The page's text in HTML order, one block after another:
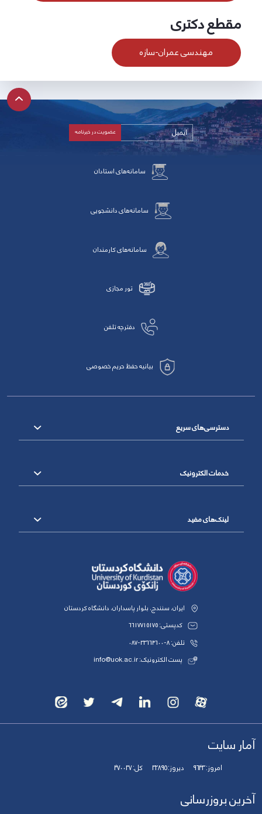
مقطع دکتری
مهندسی عمران-سازه
سامانه‌های استادان
سامانه‌های دانشجویی
سامانه‌های کارمندان
تور مجازی
دفترچه تلفن
بیانیه حفظ حریم خصوصی
دسترسی‌های سریع
خدمات الکترونیک
لینک‌های مفید
ایران، سنندج، بلوار پاسداران، دانشگاه کردستان
کدپستی: 6617715175
تلفن: 8-33664600-087
پست الکترونیک: info@uok.ac.ir
آمار سایت
امروز:9643 دیروز:32895 کل:470037
آخرین بروزرسانی